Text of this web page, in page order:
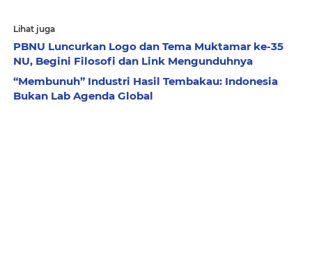
Lihat juga
PBNU Luncurkan Logo dan Tema Muktamar ke-35
NU, Begini Filosofi dan Link Mengunduhnya
“Membunuh” Industri Hasil Tembakau: Indonesia
Bukan Lab Agenda Global